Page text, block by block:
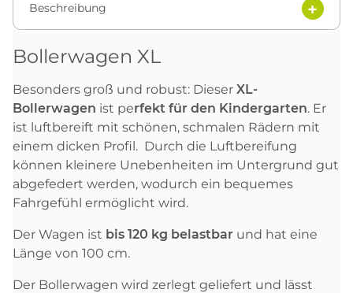
Beschreibung
Bollerwagen XL
Besonders groß und robust: Dieser XL-
Bollerwagen ist perfekt für den Kindergarten. Er
ist luftbereift mit schönen, schmalen Rädern mit
einem dicken Profil. Durch die Luftbereifung
können kleinere Unebenheiten im Untergrund gut
abgefedert werden, wodurch ein bequemes
Fahrgefühl ermöglicht wird.
Der Wagen ist bis 120 kg belastbar und hat eine
Länge von 100 cm.
Der Bollerwagen wird zerlegt geliefert und lässt